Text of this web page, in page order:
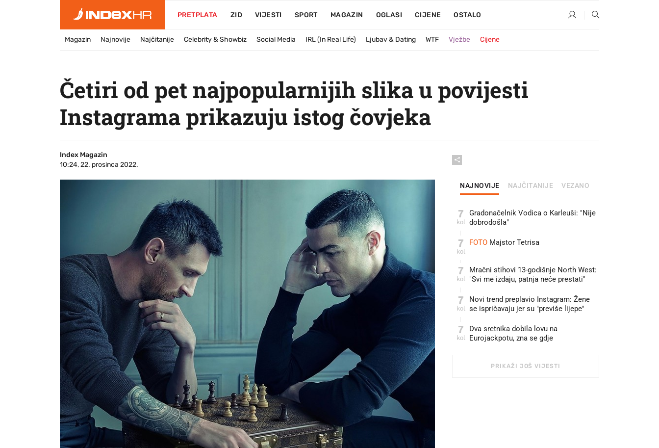
PRETPLATA ZID VIJESTI SPORT MAGAZIN OGLASI CIJENE OSTALO
Magazin Najnovije Najčitanije Celebrity & Showbiz Social Media IRL (In Real Life) Ljubav & Dating WTF Vježbe Cijene
Četiri od pet najpopularnijih slika u povijesti
Instagrama prikazuju istog čovjeka
Index Magazin
10:24, 22. prosinca 2022.
NAJNOVIJE NAJČITANIJE VEZANO
7
kol
Gradonačelnik Vodica o Karleuši: "Nije
dobrodošla"
7
kol
FOTO Majstor Tetrisa
7
kol
Mračni stihovi 13-godišnje North West:
"Svi me izdaju, patnja neće prestati"
7
kol
Novi trend preplavio Instagram: Žene
se ispričavaju jer su "previše lijepe"
7
kol
Dva sretnika dobila lovu na
Eurojackpotu, zna se gdje
PRIKAŽI JOŠ VIJESTI